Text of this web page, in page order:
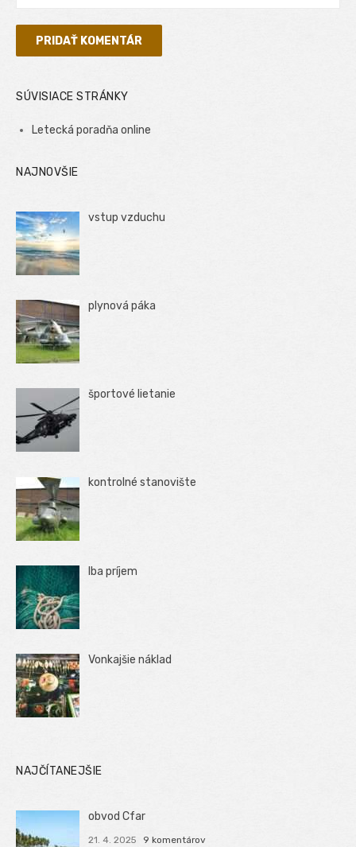
SÚVISIACE STRÁNKY
Letecká poradňa online
NAJNOVŠIE
vstup vzduchu
plynová páka
športové lietanie
kontrolné stanovište
Iba príjem
Vonkajšie náklad
NAJČÍTANEJŠIE
obvod Cfar
21. 4. 2025 9 komentárov